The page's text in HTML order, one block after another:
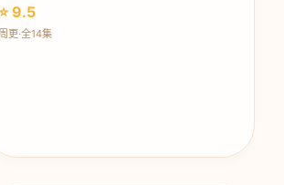
9.5
周更·全14集